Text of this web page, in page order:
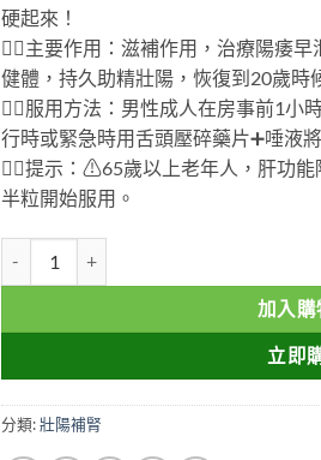
硬起來！
👉🏻主要作用：滋補作用，治療陽痿早
健體，持久助精壯陽，恢復到20歲時
👉🏻服用方法：男性成人在房事前1小
行時或緊急時用舌頭壓碎藥片➕唾液
👉🏻提示： ⚠65歲以上老年人，肝功
半粒開始服用。
加入購
立即
分類:壯陽補腎